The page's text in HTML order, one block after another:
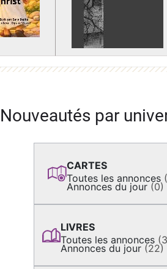
Nouveautés par
CARTES
Toutes les annonces
Annonces du jour (0)
LIVRES
Toutes les annonces
Annonces du jour (22)